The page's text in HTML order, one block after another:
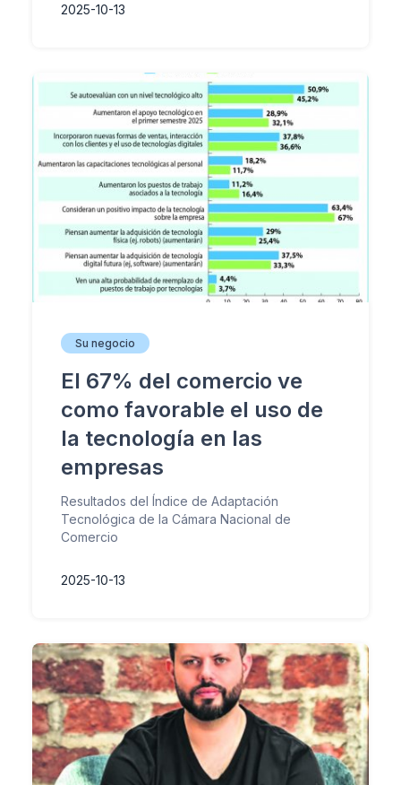
2025-10-13
Su negocio
El 67% del comercio ve
como favorable el uso de
la tecnología en las
empresas
Resultados del Índice de Adaptación
Tecnológica de la Cámara Nacional de
Comercio
2025-10-13